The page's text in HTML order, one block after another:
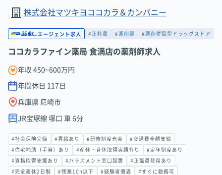
株式会社マツキヨココカラ＆カンパニー
エージェント求人 #正社員 #薬剤師 #調剤併設型ドラッグストア
ココカラファイン薬局 食満店の薬剤師求人
年収 450~600万円
年間休日 117 日
兵庫県 尼崎市
JR宝塚線 塚口 車 6分
#社会保険完備 #昇給あり #研修制度充実 #交通費全額支給
#住宅補助（手当）あり #産休・育休取得実績有り #定年制度あり
#資格取得支援あり #ハラスメント窓口設置 #正職員登用あり
#完全週休2日制 #残業10h以下 #経験者優遇 #すぐに勤務可